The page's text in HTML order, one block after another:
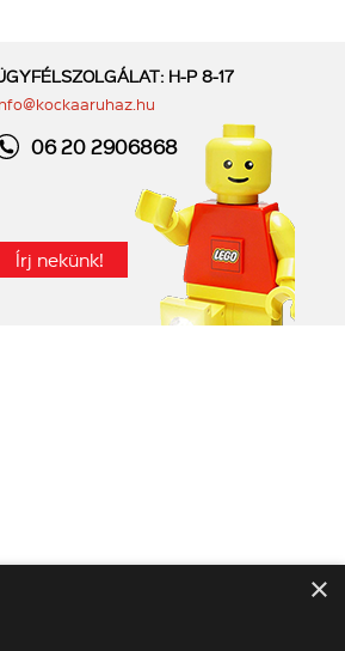
H-P 8-17
06 20 2906868
Írj nekünk!
×